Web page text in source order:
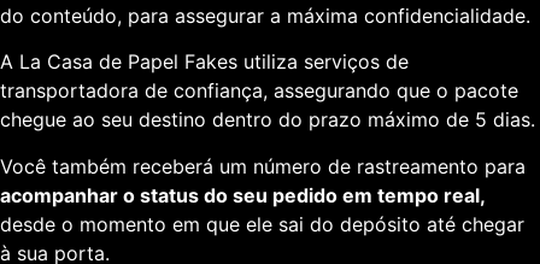
do conteúdo, para assegurar a máxima confidencialidade.
A La Casa de Papel Fakes utiliza serviços de
transportadora de confiança, assegurando que o pacote
chegue ao seu destino dentro do prazo máximo de 5 dias.
Você também receberá um número de rastreamento para
acompanhar o status do seu pedido em tempo real,
desde o momento em que ele sai do depósito até chegar
à sua porta.